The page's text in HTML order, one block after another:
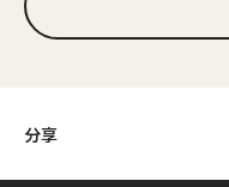
分享